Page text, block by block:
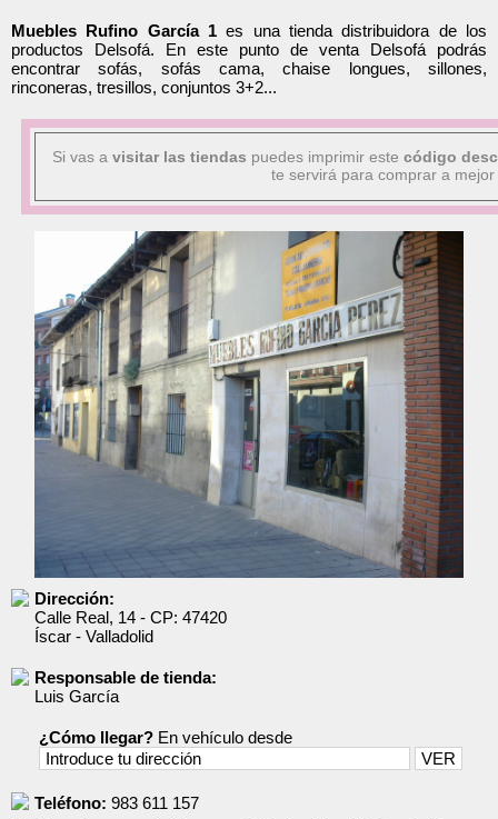
Muebles Rufino García 1 es una tienda distribuidora de los
productos Delsofá. En este punto de venta Delsofá podrás
encontrar sofás, sofás cama, chaise longues, sillones,
rinconeras, tresillos, conjuntos 3+2...
Si vas a visitar las tiendas puedes imprimir este código
te servirá para comprar a
Dirección:
Calle Real, 14 - CP: 47420
Íscar - Valladolid
Responsable de tienda:
Luis García
¿Cómo llegar? En vehículo desde
Teléfono: 983 611 157